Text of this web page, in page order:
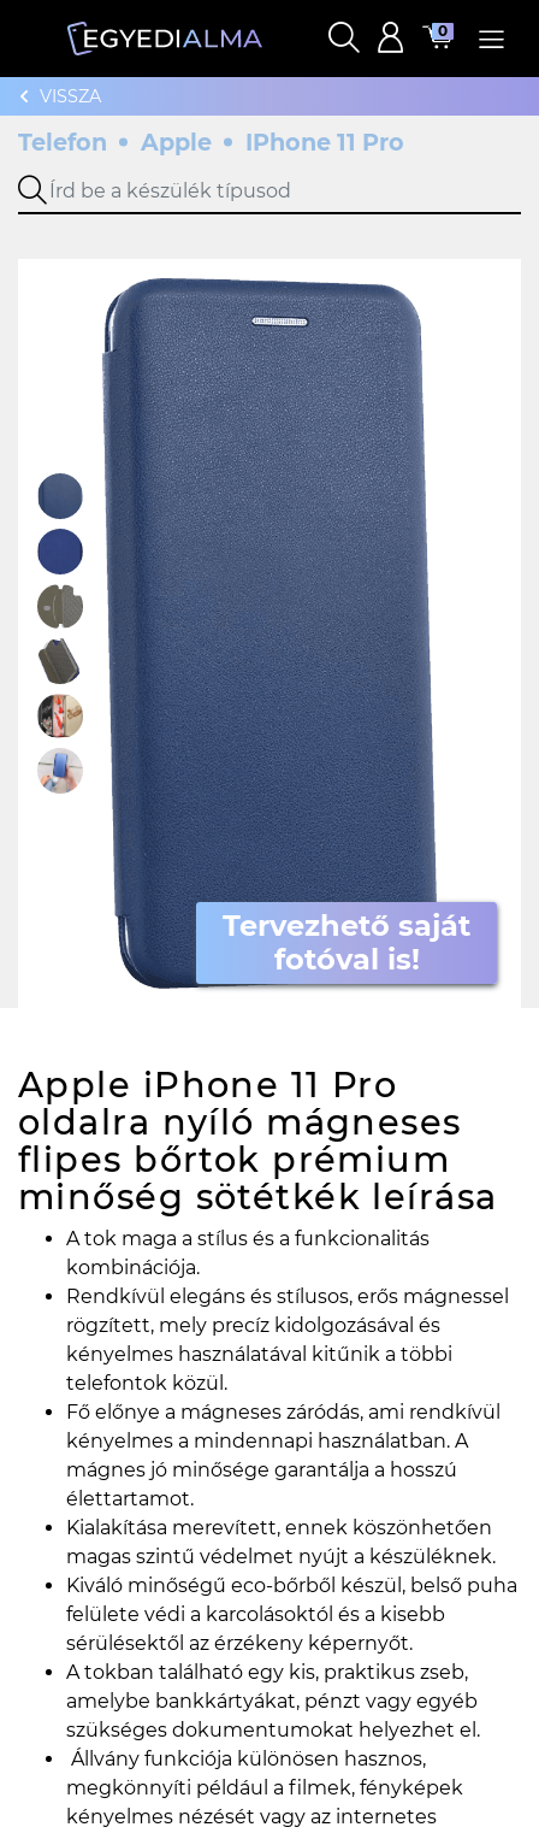
0
VISSZA
Telefon Apple IPhone 11 Pro
Tervezhető saját
fotóval is!
Apple iPhone 11 Pro
oldalra nyíló mágneses
flipes bőrtok prémium
minőség sötétkék leírása
A tok maga a stílus és a funkcionalitás
kombinációja.
Rendkívül elegáns és stílusos, erős mágnessel
rögzített, mely precíz kidolgozásával és
kényelmes használatával kitűnik a többi
telefontok közül.
Fő előnye a mágneses záródás, ami rendkívül
kényelmes a mindennapi használatban. A
mágnes jó minősége garantálja a hosszú
élettartamot.
Kialakítása merevített, ennek köszönhetően
magas szintű védelmet nyújt a készüléknek.
Kiváló minőségű eco-bőrből készül, belső puha
felülete védi a karcolásoktól és a kisebb
sérülésektől az érzékeny képernyőt.
A tokban található egy kis, praktikus zseb,
amelybe bankkártyákat, pénzt vagy egyéb
szükséges dokumentumokat helyezhet el.
Állvány funkciója különösen hasznos,
megkönnyíti például a filmek, fényképek
kényelmes nézését vagy az internetes